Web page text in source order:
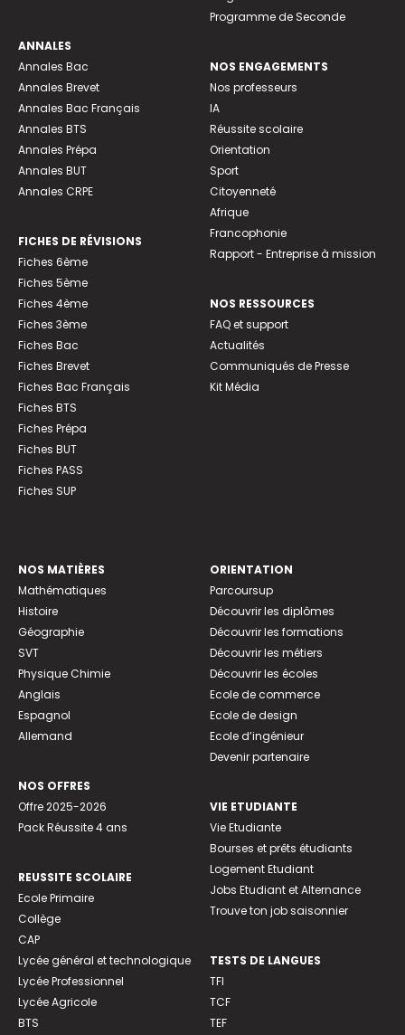
ANNALES
Annales Bac
Annales Brevet
Annales Bac Français
Annales BTS
Annales Prépa
Annales BUT
Annales CRPE
FICHES DE RÉVISIONS
Fiches 6ème
Fiches 5ème
Fiches 4ème
Fiches 3ème
Fiches Bac
Fiches Brevet
Fiches Bac Français
Fiches BTS
Fiches Prépa
Fiches BUT
Fiches PASS
Fiches SUP
Programme de Seconde
NOS ENGAGEMENTS
Nos professeurs
IA
Réussite scolaire
Orientation
Sport
Citoyenneté
Afrique
Francophonie
Rapport - Entreprise à mission
NOS RESSOURCES
FAQ et support
Actualités
Communiqués de Presse
Kit Média
NOS MATIÈRES
Mathématiques
Histoire
Géographie
SVT
Physique Chimie
Anglais
Espagnol
Allemand
NOS OFFRES
Offre 2025-2026
Pack Réussite 4 ans
REUSSITE SCOLAIRE
Ecole Primaire
Collège
CAP
Lycée général et technologique
Lycée Professionnel
Lycée Agricole
BTS
ORIENTATION
Parcoursup
Découvrir les diplômes
Découvrir les formations
Découvrir les métiers
Découvrir les écoles
Ecole de commerce
Ecole de design
Ecole d’ingénieur
Devenir partenaire
VIE ETUDIANTE
Vie Etudiante
Bourses et prêts étudiants
Logement Etudiant
Jobs Etudiant et Alternance
Trouve ton job saisonnier
TESTS DE LANGUES
TFI
TCF
TEF